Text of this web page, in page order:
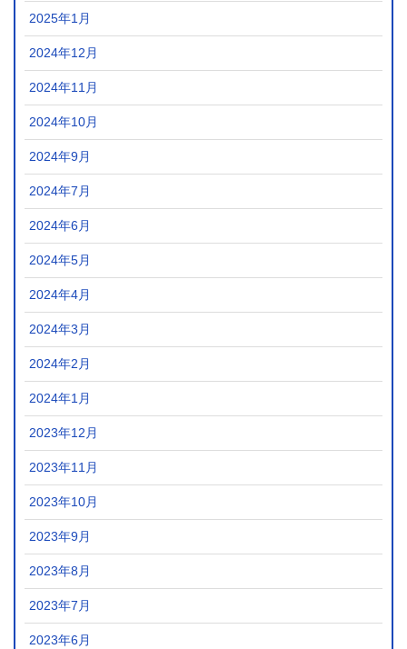
2025年1月
2024年12月
2024年11月
2024年10月
2024年9月
2024年7月
2024年6月
2024年5月
2024年4月
2024年3月
2024年2月
2024年1月
2023年12月
2023年11月
2023年10月
2023年9月
2023年8月
2023年7月
2023年6月